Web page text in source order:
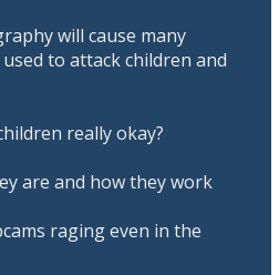
will cause many
to attack children and
really okay?
are and how they work
raging even in the